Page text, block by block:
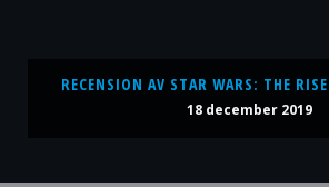
RECENSION AV STAR WARS: THE
18 december 2019